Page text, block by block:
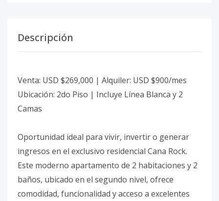
Descripción
Venta: USD $269,000 | Alquiler: USD $900/mes
Ubicación: 2do Piso | Incluye Línea Blanca y 2
Camas
Oportunidad ideal para vivir, invertir o generar
ingresos en el exclusivo residencial Cana Rock.
Este moderno apartamento de 2 habitaciones y 2
baños, ubicado en el segundo nivel, ofrece
comodidad, funcionalidad y acceso a excelentes